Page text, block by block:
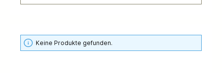
Keine Produkte gefunden.